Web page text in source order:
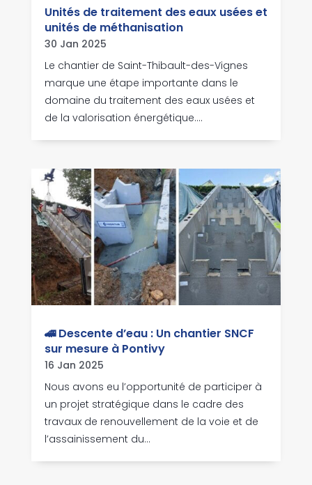
Unités de traitement des eaux usées et
unités de méthanisation
30 Jan 2025
Le chantier de Saint-Thibault-des-Vignes
marque une étape importante dans le
domaine du traitement des eaux usées et
de la valorisation énergétique....
🚄 Descente d’eau : Un chantier SNCF
sur mesure à Pontivy
16 Jan 2025
Nous avons eu l’opportunité de participer à
un projet stratégique dans le cadre des
travaux de renouvellement de la voie et de
l’assainissement du...